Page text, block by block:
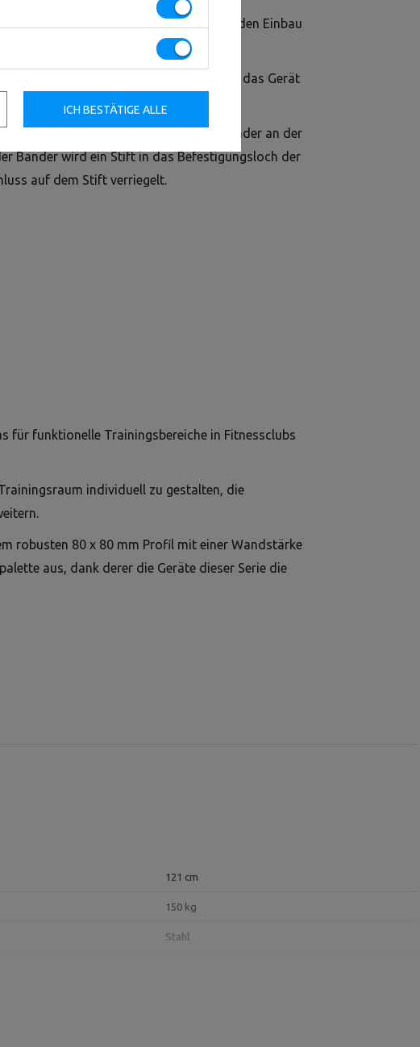
sind eine Sicherheitsvorrichtung, die für den Einbau
einfachen und zuverlässigen Schutz für das Gerät
den härtesten Trainingseinheiten.
eine schnelle Positionierung der Bänder an der
Bänder wird ein Stift in das Befestigungsloch der
auf dem Stift verriegelt.
für funktionelle Trainingsbereiche in Fitnessclubs
individuell zu gestalten, die
robusten 80 x 80 mm Profil mit einer Wandstärke
aus, dank derer die Geräte dieser Serie die
121 cm
150 kg
Stahl
ICH BESTÄTIGE ALLE